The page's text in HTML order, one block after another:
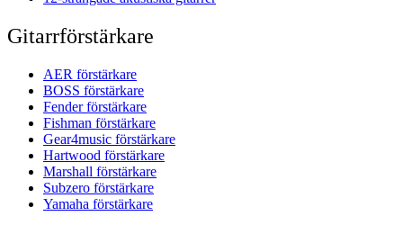
Gitarrförstärkare
AER förstärkare
BOSS förstärkare
Fender förstärkare
Fishman förstärkare
Gear4music förstärkare
Hartwood förstärkare
Marshall förstärkare
Subzero förstärkare
Yamaha förstärkare